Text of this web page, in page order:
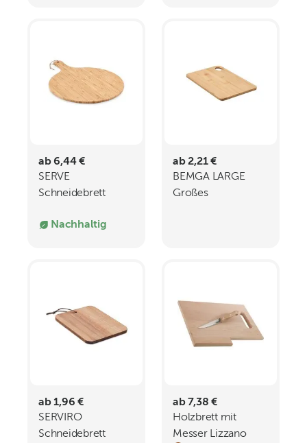
ab 6,44 €
SERVE
Schneidebrett
Nachhaltig
ab 2,21 €
BEMGA LARGE
Großes
ab 1,96 €
SERVIRO
Schneidebrett
ab 7,38 €
Holzbrett mit
Messer Lizzano